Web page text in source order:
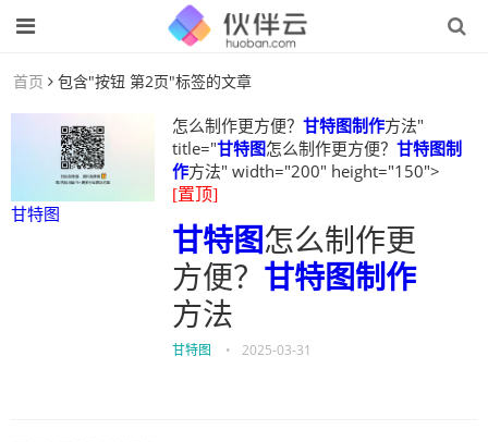
首页 包含"按钮 第2页"标签的文章
甘特图
怎么制作更方便？ 甘特图制作方法"
title="甘特图怎么制作更方便？ 甘特图制
作方法" width="200" height="150">
[置顶]
甘特图怎么制作更
方便？ 甘特图制作
方法
甘特图 • 2025-03-31